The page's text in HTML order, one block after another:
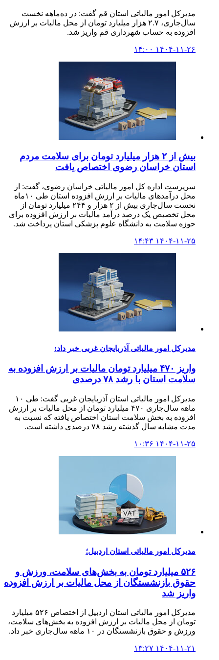
مدیرکل امور مالیاتی استان قم گفت: در ده‌ماهه نخست
سال‌جاری، ۲.۷ هزار میلیارد تومان از محل مالیات بر ارزش
افزوده به حساب شهرداری قم واریز شد.
۱۴۰۴-۱۱-۲۶ ۱۴:۰۰
بیش از ۲ هزار میلیارد تومان برای سلامت مردم
استان خراسان رضوی اختصاص یافت
سرپرست اداره کل امور مالیاتی خراسان رضوی، گفت: از
محل درآمدهای مالیات بر ارزش افزوده استان طی ۱۰ماه
نخست سال‌جاری بیش از ۲ هزار و ۲۴۴ میلیارد تومان از
محل تخصیص یک درصد درآمد مالیات بر ارزش افزوده برای
حوزه سلامت به دانشگاه علوم پزشکی استان پرداخت شد.
۱۴۰۴-۱۱-۲۵ ۱۴:۴۳
مدیرکل امور مالیاتی آذربایجان غربی خبر داد:
واریز ۴۷۰ میلیارد تومان مالیات بر ارزش افزوده به
سلامت استان با رشد ۷۸ درصدی
مدیرکل امور مالیاتی استان آذربایجان غربی گفت: طی ۱۰
ماهه سال‌جاری ۴۷۰ میلیارد تومان از محل مالیات بر ارزش
افزوده به بخش سلامت استان اختصاص یافته که نسبت به
مدت مشابه سال گذشته رشد ۷۸ درصدی داشته است.
۱۴۰۴-۱۱-۲۵ ۱۰:۳۶
مدیرکل امور مالیاتی استان اردبیل؛
۵۲۶ میلیارد تومان به بخش‌های سلامت، ورزش و
حقوق بازنشستگان از محل مالیات بر ارزش افزوده
واریز شد
مدیرکل امور مالیاتی استان اردبیل از اختصاص ۵۲۶ میلیارد
تومان از محل مالیات بر ارزش افزوده به بخش‌های سلامت،
ورزش و حقوق بازنشستگان در ۱۰ ماهه سال‌جاری خبر داد.
۱۴۰۴-۱۱-۲۱ ۱۳:۲۷